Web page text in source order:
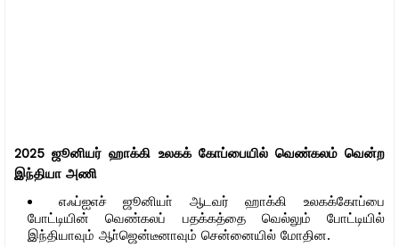
2025 ஜூனியர் ஹாக்கி உலகக் கோப்பையில் வெண்கலம் வென்ற
இந்தியா அணி
எஃப்ஐஎச் ஜூனியா் ஆடவர் ஹாக்கி உலகக்கோப்பை
போட்டியின் வெண்கலப் பதக்கத்தை வெல்லும் போட்டியில்
இந்தியாவும் ஆா்ஜென்டீனாவும் சென்னையில் மோதின.